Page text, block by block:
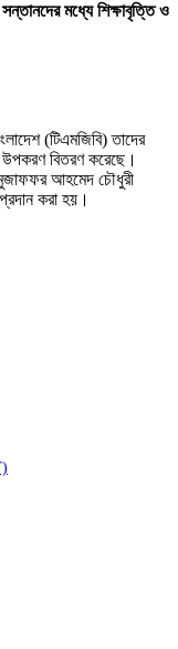
মধ্যে শিক্ষাবৃত্তি ও
(টিএমজিবি) তাদের
উপকরণ বিতরণ করেছে।
মুজাফফর আহমেদ চৌধুরী
করা হয়।